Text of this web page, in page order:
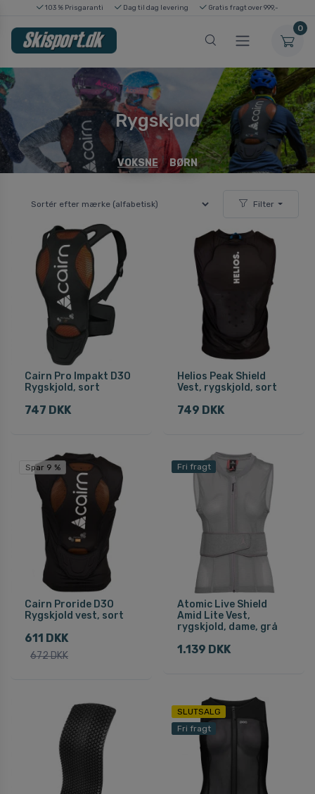
103 % Prisgaranti Dag til dag levering Gratis fragt over 999,-
0
Rygskjold
VOKSNE BØRN
Filter
Cairn Pro Impakt D3O
Rygskjold, sort
747 DKK
Helios Peak Shield
Vest, rygskjold, sort
749 DKK
Spar 9 %
Cairn Proride D3O
Rygskjold vest, sort
611 DKK
672 DKK
Fri fragt
Atomic Live Shield
Amid Lite Vest,
rygskjold, dame, grå
1.139 DKK
SLUTSALG
Fri fragt